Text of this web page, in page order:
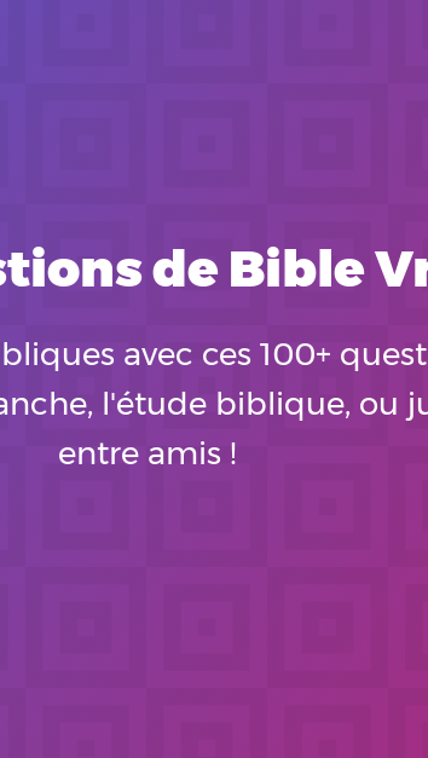
de Bible
avec ces 100+
l'étude biblique, ou
entre amis !